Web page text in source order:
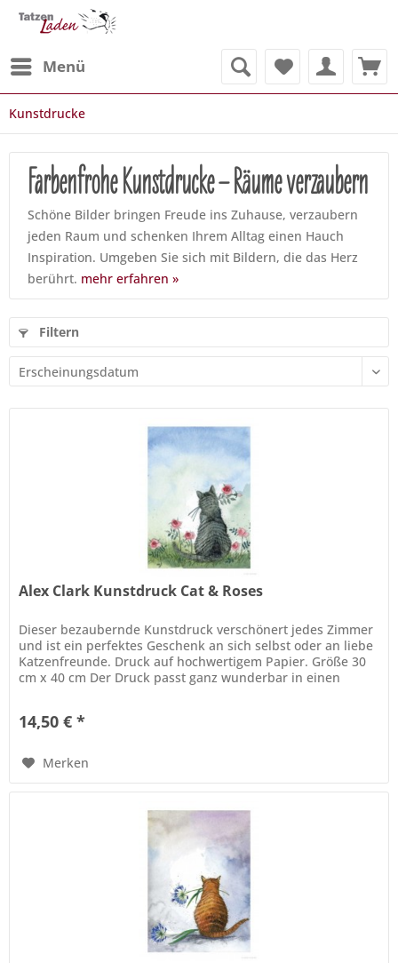
Menü
Kunstdrucke
Farbenfrohe Kunstdrucke – Räume verzaubern
Schöne Bilder bringen Freude ins Zuhause, verzaubern
jeden Raum und schenken Ihrem Alltag einen Hauch
Inspiration. Umgeben Sie sich mit Bildern, die das Herz
berührt. mehr erfahren »
Filtern
Alex Clark Kunstdruck Cat & Roses
Dieser bezaubernde Kunstdruck verschönert jedes Zimmer
und ist ein perfektes Geschenk an sich selbst oder an liebe
Katzenfreunde. Druck auf hochwertigem Papier. Größe 30
cm x 40 cm Der Druck passt ganz wunderbar in einen
14,50 € *
Merken